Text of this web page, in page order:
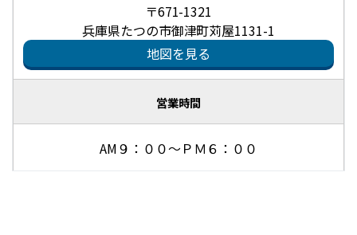
〒671-1321
兵庫県たつの市御津町苅屋1131-1
地図を見る
営業時間
AM９：００～ＰＭ６：００